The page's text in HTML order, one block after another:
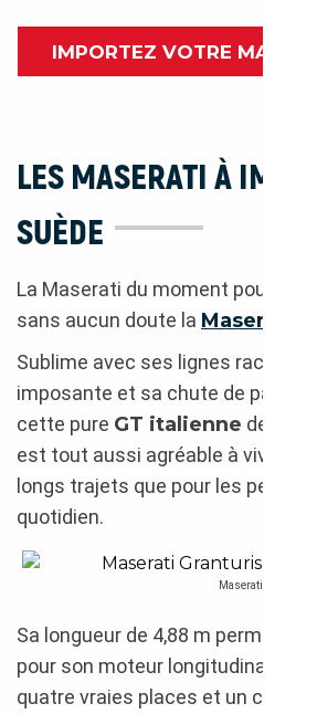
IMPORTEZ VOTRE
LES MASERATI À
SUÈDE
La Maserati du moment pour un
sans aucun doute la Maserati
Sublime avec ses lignes racées,
imposante et sa chute de
cette pure GT italienne
est tout aussi agréable à vivre et
longs trajets que pour les petits
quotidien.
Maserati
Sa longueur de 4,88 m permet de
pour son moteur longitudinal tout
quatre vraies places et un coffre